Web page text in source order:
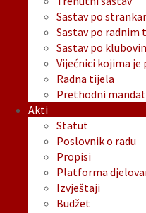
Sastav po
Sastav po radnim
Sastav po
Vijećnici kojima
Radna tijela
Prethodni
Akti
Statut
Poslovnik o radu
Propisi
Platforma
Izvještaji
Budžet